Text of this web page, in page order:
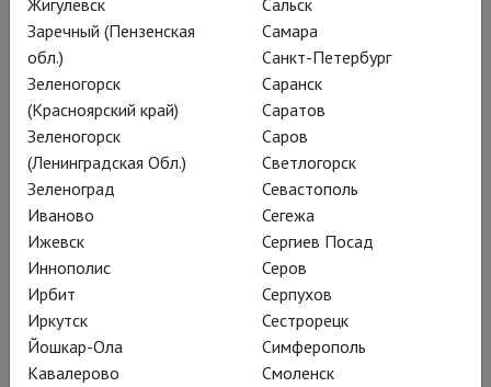
часть спецпроекта
«Зальцбург-100»,
собравшего лучшие
постановки
музыкального смотра.
Жигулёвск
Заречный (Пензенская
обл.)
Зеленогорск
(Красноярский край)
Зеленогорск
(Ленинградская Обл.)
Зеленоград
Иваново
Ижевск
Иннополис
Ирбит
Иркутск
Йошкар-Ола
Кавалерово
Сальск
Самара
Санкт-Петербург
Саранск
Саратов
Саров
Светлогорск
Севастополь
Сегежа
Сергиев Посад
Серов
Серпухов
Сестрорецк
Симферополь
Смоленск